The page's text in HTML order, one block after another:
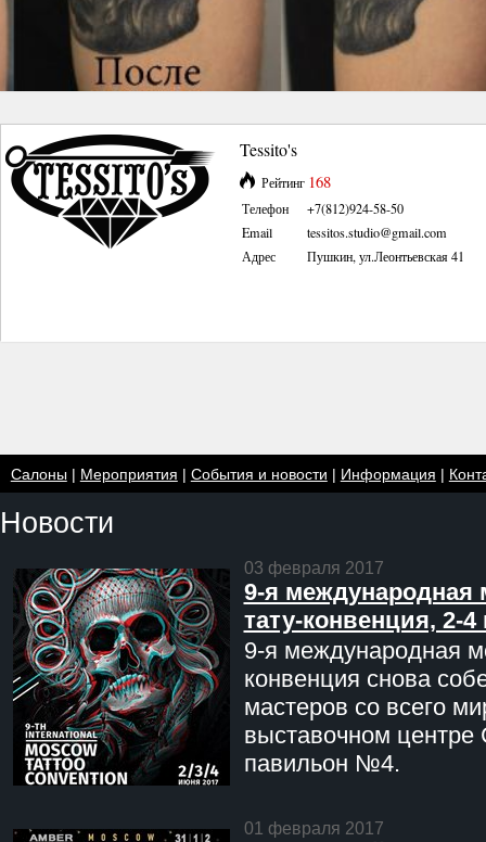
Tessito's
Рейтинг 168
Телефон
+7(812)924-58-50
Email
tessitos.studio@gmail.com
Адрес
Пушкин, ул.Леонтьевская 41
Салоны| Мероприятия | События и новости | Информация |
Новости
03 февраля 2017
9-я международная
тату-конвенция, 2-
9-я международная
конвенция снова
мастеров со всего
выставочном центре
павильон №4.
01 февраля 2017